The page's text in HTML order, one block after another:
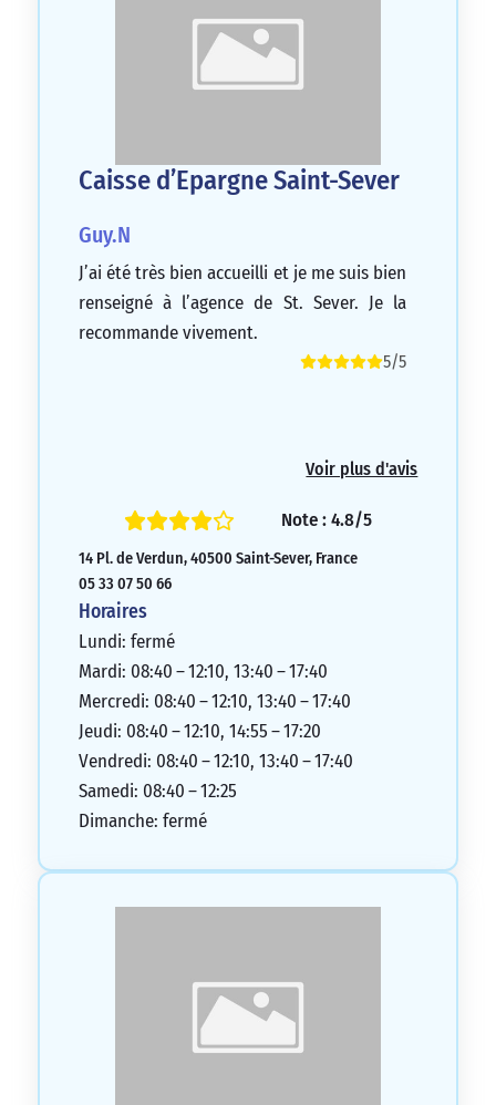
Caisse d’Epargne Saint-Sever
Guy.N
J’ai été très bien accueilli et je me suis bien
renseigné à l’agence de St. Sever. Je la
recommande vivement.
5/5
Voir plus d'avis
Note : 4.8/5
14 Pl. de Verdun, 40500 Saint-Sever, France
05 33 07 50 66
Horaires
Lundi: fermé
Mardi: 08:40 – 12:10, 13:40 – 17:40
Mercredi: 08:40 – 12:10, 13:40 – 17:40
Jeudi: 08:40 – 12:10, 14:55 – 17:20
Vendredi: 08:40 – 12:10, 13:40 – 17:40
Samedi: 08:40 – 12:25
Dimanche: fermé